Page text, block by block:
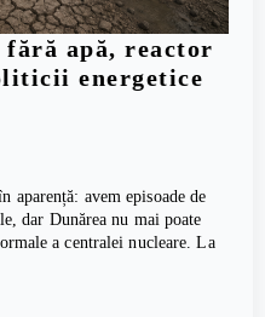
apă, reactor
energetice
aparență: avem episoade de
dar Dunărea nu mai poate
a centralei nucleare. La